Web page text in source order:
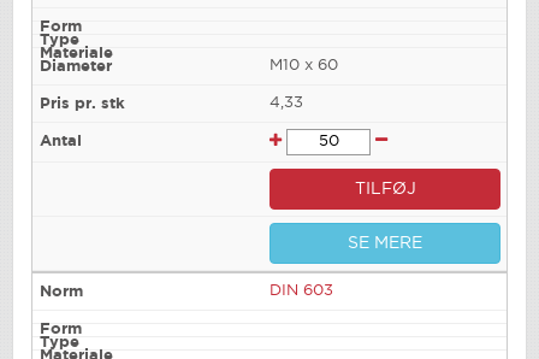
M10 x 60
4,33
TILFØJ
SE MERE
DIN 603